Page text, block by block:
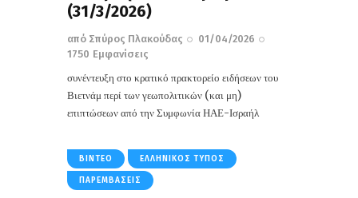
(31/3/2026)
από Σπύρος Πλακούδας
01/04/2026
1750 Εμφανίσεις
συνέντευξη στο κρατικό πρακτορείο ειδήσεων του
Βιετνάμ περί των γεωπολιτικών (και μη)
επιπτώσεων από την Συμφωνία ΗΑΕ-Ισραήλ
ΒΊΝΤΕΟ ΕΛΛΗΝΙΚΌΣ ΤΎΠΟΣ
ΠΑΡΕΜΒΆΣΕΙΣ